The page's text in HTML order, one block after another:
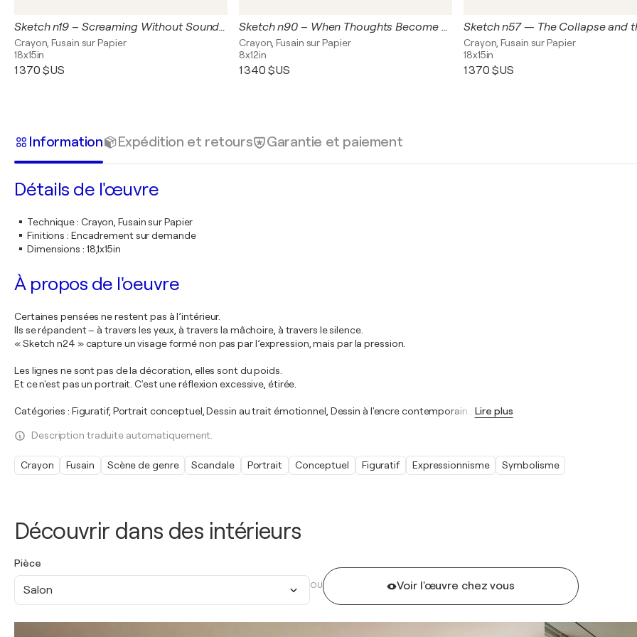
Découvrir dans des intérieurs
Pièce
Salon OU Voir l'œuvre chez vous
Sketch n19 – Screaming Without Sound (Original Drawing – Hand Painted 1/1)
Crayon, Fusain sur Papier
18x15in
1 370 $US
Sketch n90 – When Thoughts Become Storms (Original Series – Hand Painted 1/1)
Crayon, Fusain sur Papier
8x12in
1 340 $US
Crayon, Fusain sur Papier
18x15in
1 370 $US
Information Expédition et retours Garantie et paiement
Détails de l'œuvre
Technique: Crayon, Fusain sur Papier
Finitions : Encadrement sur demande
Dimensions : 18,1x15in
À propos de l'oeuvre
Certaines pensées ne restent pas à l’intérieur.
Ils se répandent – à travers les yeux, à travers la mâchoire, à travers le silence.
« Sketch n24 » capture un visage formé non pas par l’expression, mais par la pression.
Les lignes ne sont pas de la décoration, elles sont du poids.
Et ce n'est pas un portrait. C'est une réflexion excessive, étirée.
Catégories : Figuratif, Portrait conceptuel, Dessin au trait émotionnel, Dessin à l'encre contemporain Lire plus
Description traduite automatiquement.
Crayon Fusain Scène de genre Scandale Portrait Conceptuel Figuratif Expressionnisme Symbolisme